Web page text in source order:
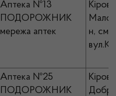
Аптека №13
ПОДОРОЖНИК
мережа аптек
н, смт
Аптека №25
ПОДОРОЖНИК